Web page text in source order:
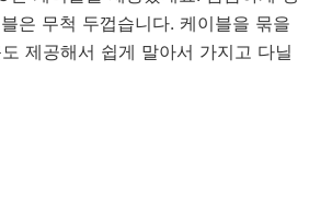
은 무척 두껍습니다. 케이블을 묶을
제공해서 쉽게 말아서 가지고 다닐